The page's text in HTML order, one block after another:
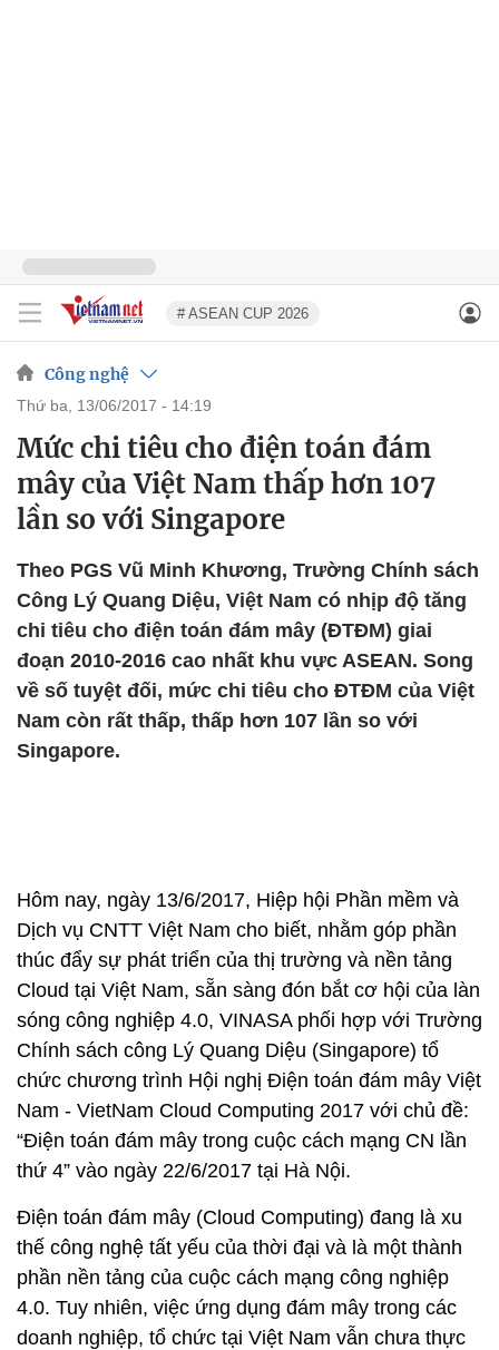
# ASEAN CUP 2026
Công nghệ
thứ ba, 13/06/2017 - 14:19
Mức chi tiêu cho điện toán đám
mây của Việt Nam thấp hơn 107
lần so với Singapore
Theo PGS Vũ Minh Khương, Trường Chính sách
Công Lý Quang Diệu, Việt Nam có nhịp độ tăng
chi tiêu cho điện toán đám mây (ĐTĐM) giai
đoạn 2010-2016 cao nhất khu vực ASEAN. Song
về số tuyệt đối, mức chi tiêu cho ĐTĐM của Việt
Nam còn rất thấp, thấp hơn 107 lần so với
Singapore.
Hôm nay, ngày 13/6/2017, Hiệp hội Phần mềm và
Dịch vụ CNTT Việt Nam cho biết, nhằm góp phần
thúc đẩy sự phát triển của thị trường và nền tảng
Cloud tại Việt Nam, sẵn sàng đón bắt cơ hội của làn
sóng công nghiệp 4.0, VINASA phối hợp với Trường
Chính sách công Lý Quang Diệu (Singapore) tổ
chức chương trình Hội nghị Điện toán đám mây Việt
Nam - VietNam Cloud Computing 2017 với chủ đề:
“Điện toán đám mây trong cuộc cách mạng CN lần
thứ 4” vào ngày 22/6/2017 tại Hà Nội.
Điện toán đám mây (Cloud Computing) đang là xu
thế công nghệ tất yếu của thời đại và là một thành
phần nền tảng của cuộc cách mạng công nghiệp
4.0. Tuy nhiên, việc ứng dụng đám mây trong các
doanh nghiệp, tổ chức tại Việt Nam vẫn chưa thực